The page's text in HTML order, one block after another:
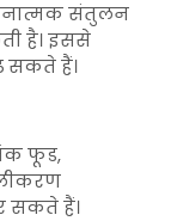
संतुलन
है। इससे
सकते हैं।
फूड,
सकते हैं।